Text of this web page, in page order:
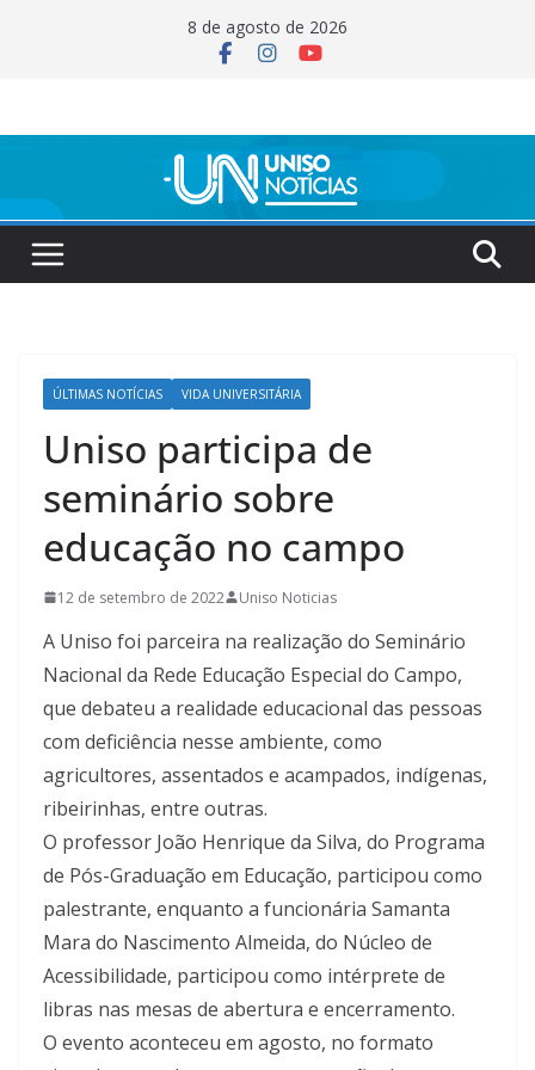
8 de agosto de 2026
ÚLTIMAS NOTÍCIAS VIDA UNIVERSITÁRIA
Uniso participa de
seminário sobre
educação no campo
12 de setembro de 2022 Uniso Noticias
A Uniso foi parceira na realização do Seminário
Nacional da Rede Educação Especial do Campo,
que debateu a realidade educacional das pessoas
com deficiência nesse ambiente, como
agricultores, assentados e acampados, indígenas,
ribeirinhas, entre outras.
O professor João Henrique da Silva, do Programa
de Pós-Graduação em Educação, participou como
palestrante, enquanto a funcionária Samanta
Mara do Nascimento Almeida, do Núcleo de
Acessibilidade, participou como intérprete de
libras nas mesas de abertura e encerramento.
O evento aconteceu em agosto, no formato